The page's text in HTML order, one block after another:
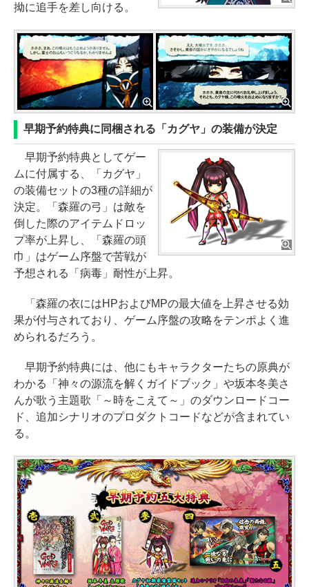
拗に追手を差し向ける。
早期予約特典に同梱される「カグヤ」の装備が決定
早期予約特典としてゲー
ムに付属する、「カグヤ」
の装備セットの3種の詳細が
決定。「森羅の弓」は敵を
倒した際のアイテムドロッ
プ率が上昇し、「森羅の頭
巾」はゲーム序盤で苦戦が
予想される「病毒」耐性が上昇。
「森羅の衣にはHPおよびMPの最大値を上昇させる効
果が付与されており、ゲーム序盤の攻略をテンポよく進
められるだろう。
早期予約特典には、他にもキャラクターたちの原典が
わかる「神々の源流を解くガイドブック」や坂本冬美さ
んが歌う主題歌「～時をこえて～」のダウンロードコー
ド、追加シナリオのプロダクトコードなどが含まれてい
る。